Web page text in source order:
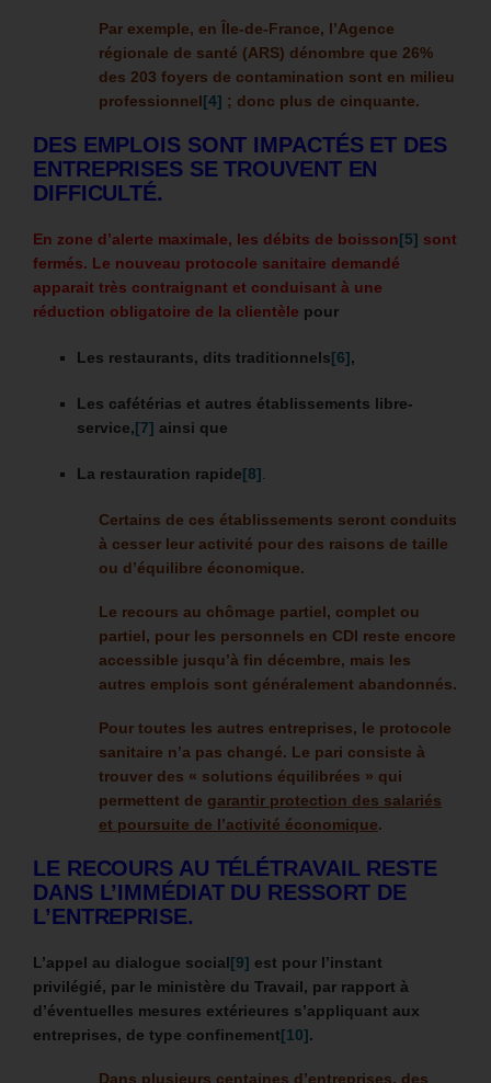
Par exemple, en Île-de-France, l’Agence
régionale de santé (ARS) dénombre que 26%
des 203 foyers de contamination sont en milieu
professionnel[4] ; donc plus de cinquante.
DES EMPLOIS SONT IMPACTÉS ET DES
ENTREPRISES SE TROUVENT EN
DIFFICULTÉ.
En zone d’alerte maximale, les débits de boisson[5] sont
fermés. Le nouveau protocole sanitaire demandé
apparait très contraignant et conduisant à une
réduction obligatoire de la clientèle pour
Les restaurants, dits traditionnels[6],
Les cafétérias et autres établissements libre-
service,[7] ainsi que
La restauration rapide[8]
Certains de ces établissements seront conduits
à cesser leur activité pour des raisons de taille
ou d’équilibre économique.
Le recours au chômage partiel, complet ou
partiel, pour les personnels en CDI reste encore
accessible jusqu’à fin décembre, mais les
autres emplois sont généralement abandonnés.
Pour toutes les autres entreprises, le protocole
sanitaire n’a pas changé. Le pari consiste à
trouver des « solutions équilibrées » qui
permettent de garantir protection des salariés
et poursuite de l’activité économique.
LE RECOURS AU TÉLÉTRAVAIL RESTE
DANS L’IMMÉDIAT DU RESSORT DE
L’ENTREPRISE.
L’appel au dialogue social[9] est pour l’instant
privilégié, par le ministère du Travail, par rapport à
d’éventuelles mesures extérieures s’appliquant aux
entreprises, de type confinement[10].
Dans plusieurs centaines d’entreprises, des